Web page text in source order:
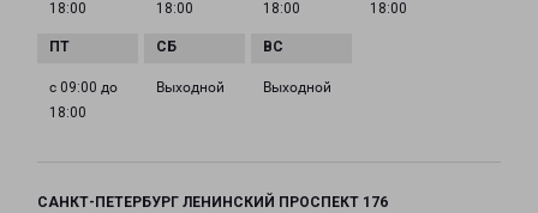
18:00 18:00 18:00 18:00
с 09:00 до
18:00
Выходной Выходной
САНКТ-ПЕТЕРБУРГ ЛЕНИНСКИЙ ПРОСПЕКТ 176